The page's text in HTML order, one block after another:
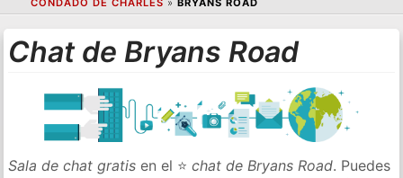
CONDADO DE CHARLES » BRYANS ROAD
Chat de Bryans Road
Sala de chat gratis en el ⭐chat de Bryans Road. Puedes